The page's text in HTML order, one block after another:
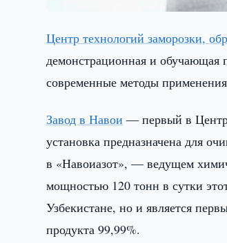
Центр технологий заморозки,
демонстрационная и обучающая
современные методы
Завод в Навои — первый в
установка предназначена для
в «Навоиазот», — ведущем
мощностью 120 тонн в сутки
Узбекистане, но и является
продукта 99,99%.